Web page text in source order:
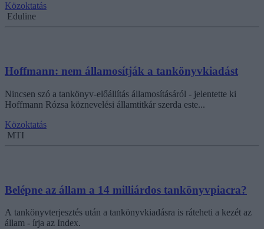
Közoktatás
Eduline
Hoffmann: nem államosítják a tankönyvkiadást
Nincsen szó a tankönyv-előállítás államosításáról - jelentette ki
Hoffmann Rózsa köznevelési államtitkár szerda este...
Közoktatás
MTI
Belépne az állam a 14 milliárdos tankönyvpiacra?
A tankönyvterjesztés után a tankönyvkiadásra is ráteheti a kezét az
állam - írja az Index.